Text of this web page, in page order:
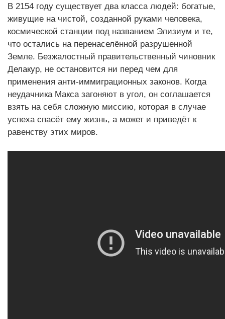
В 2154 году существует два класса людей: богатые,
живущие на чистой, созданной руками человека,
космической станции под названием Элизиум и те,
что остались на перенаселённой разрушенной
Земле. Безжалостный правительственный чиновник
Делакур, не остановится ни перед чем для
применения анти-иммиграционных законов. Когда
неудачника Макса загоняют в угол, он соглашается
взять на себя сложную миссию, которая в случае
успеха спасёт ему жизнь, а может и приведёт к
равенству этих миров.